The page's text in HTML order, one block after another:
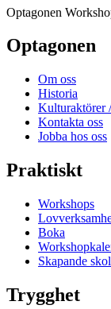
Optagonen
Optagonen
Om oss
Historia
Kulturaktörer
Kontakta oss
Jobba hos oss
Praktiskt
Workshops
Boka
Skapande
Trygghet